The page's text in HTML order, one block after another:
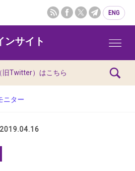
ENG
ンサイト
旧Twitter）はこちら
ニター